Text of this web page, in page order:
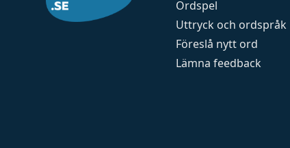
Ordspel
Uttryck och ordspråk
Föreslå nytt ord
Lämna feedback